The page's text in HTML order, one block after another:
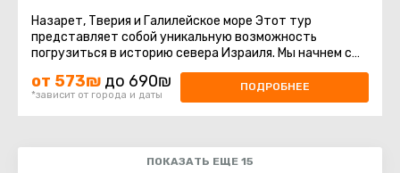
Назарет, Тверия и Галилейское море Этот тур
представляет собой уникальную возможность
погрузиться в историю севера Израиля. Мы начнем с
посещения Назарета, места, где ...
от 573₪ до 690₪
*зависит от города и даты
ПОДРОБНЕЕ
ПОКАЗАТЬ ЕЩЕ 15